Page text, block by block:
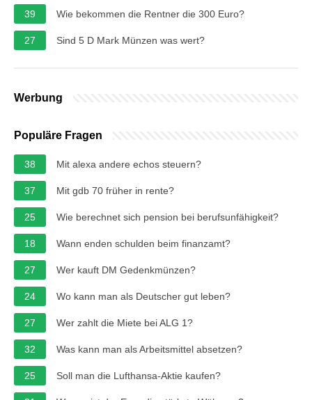
39 Wie bekommen die Rentner die 300 Euro?
27 Sind 5 D Mark Münzen was wert?
Werbung
Populäre Fragen
38 Mit alexa andere echos steuern?
37 Mit gdb 70 früher in rente?
25 Wie berechnet sich pension bei berufsunfähigkeit?
18 Wann enden schulden beim finanzamt?
27 Wer kauft DM Gedenkmünzen?
24 Wo kann man als Deutscher gut leben?
27 Wer zahlt die Miete bei ALG 1?
32 Was kann man als Arbeitsmittel absetzen?
25 Soll man die Lufthansa-Aktie kaufen?